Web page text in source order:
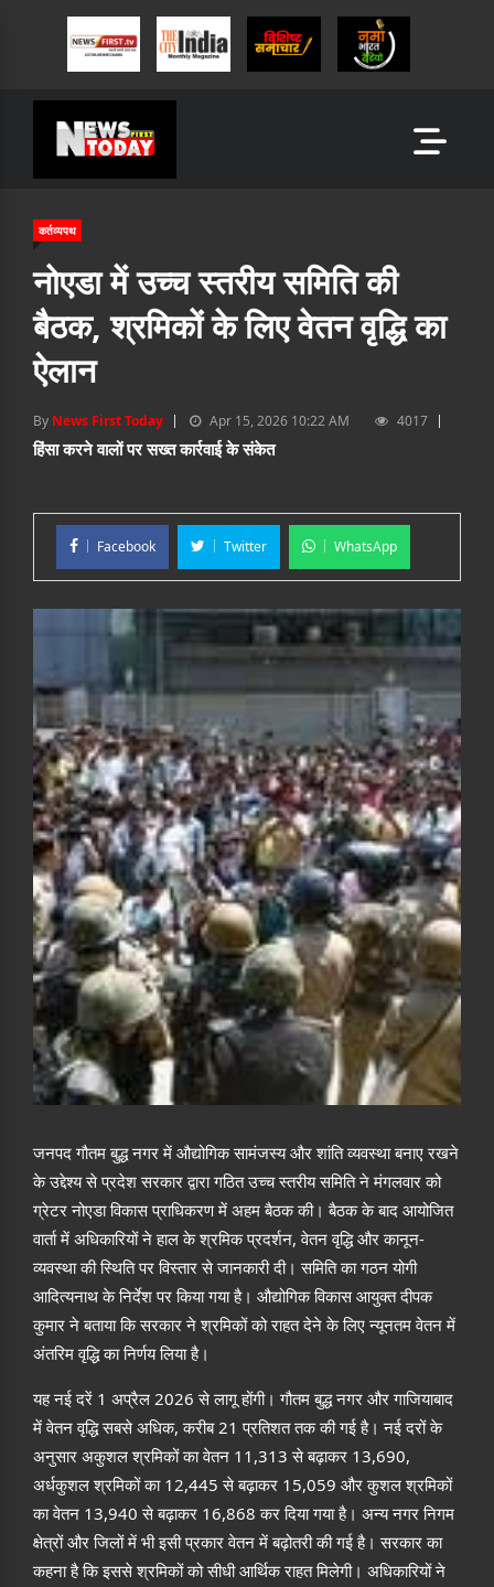
कर्तव्यपथ
नोएडा में उच्च स्तरीय समिति की
बैठक, श्रमिकों के लिए वेतन वृद्धि का
ऐलान
By News First Today Apr 15, 2026 10:22 AM 4017
हिंसा करने वालों पर सख्त कार्रवाई के संकेत
Facebook Twitter WhatsApp
जनपद गौतम बुद्ध नगर में औद्योगिक सामंजस्य और शांति व्यवस्था बनाए रखने
के उद्देश्य से प्रदेश सरकार द्वारा गठित उच्च स्तरीय समिति ने मंगलवार को
ग्रेटर नोएडा विकास प्राधिकरण में अहम बैठक की। बैठक के बाद आयोजित
वार्ता में अधिकारियों ने हाल के श्रमिक प्रदर्शन, वेतन वृद्धि और कानून-
व्यवस्था की स्थिति पर विस्तार से जानकारी दी। समिति का गठन योगी
आदित्यनाथ के निर्देश पर किया गया है। औद्योगिक विकास आयुक्त दीपक
कुमार ने बताया कि सरकार ने श्रमिकों को राहत देने के लिए न्यूनतम वेतन में
अंतरिम वृद्धि का निर्णय लिया है।
यह नई दरें 1 अप्रैल 2026 से लागू होंगी। गौतम बुद्ध नगर और गाजियाबाद
में वेतन वृद्धि सबसे अधिक, करीब 21 प्रतिशत तक की गई है। नई दरों के
अनुसार अकुशल श्रमिकों का वेतन 11,313 से बढ़ाकर 13,690,
अर्धकुशल श्रमिकों का 12,445 से बढ़ाकर 15,059 और कुशल श्रमिकों
का वेतन 13,940 से बढ़ाकर 16,868 कर दिया गया है। अन्य नगर निगम
क्षेत्रों और जिलों में भी इसी प्रकार वेतन में बढ़ोतरी की गई है। सरकार का
कहना है कि इससे श्रमिकों को सीधी आर्थिक राहत मिलेगी। अधिकारियों ने